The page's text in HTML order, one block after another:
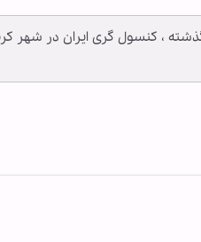
، کنسول گری ایران در شهر